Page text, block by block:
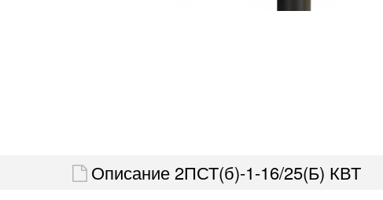
Описание 2ПСТ(б)-1-16/25(Б) КВТ